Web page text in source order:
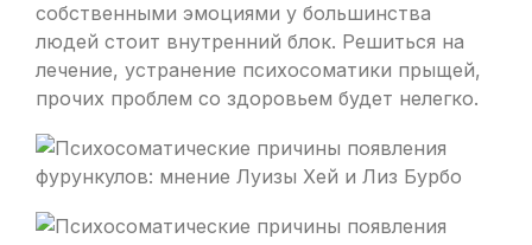
собственными эмоциями у большинства
людей стоит внутренний блок. Решиться на
лечение, устранение психосоматики прыщей,
прочих проблем со здоровьем будет нелегко.